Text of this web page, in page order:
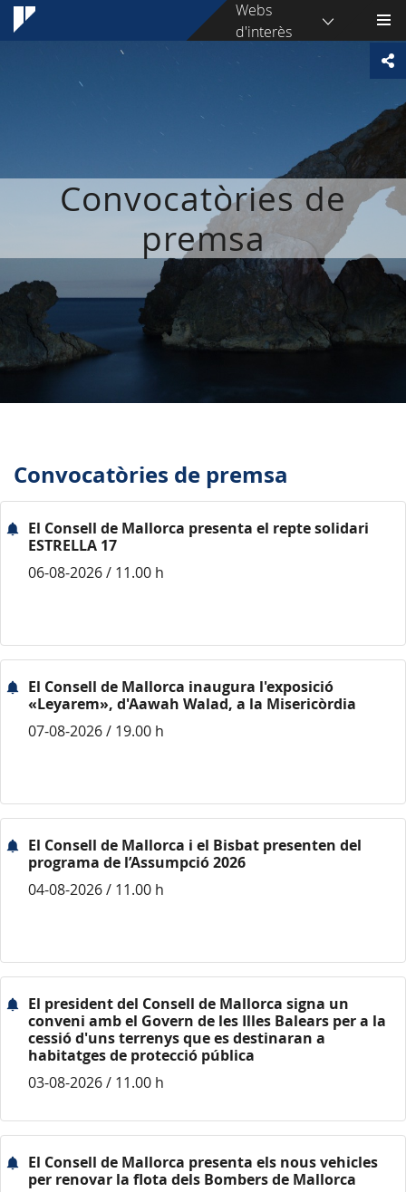
Webs
d'interès
Convocatòries de
premsa
Convocatòries de premsa
El Consell de Mallorca presenta el repte solidari
ESTRELLA 17
06-08-2026 / 11.00 h
El Consell de Mallorca inaugura l'exposició
«Leyarem», d'Aawah Walad, a la Misericòrdia
07-08-2026 / 19.00 h
El Consell de Mallorca i el Bisbat presenten del
programa de l’Assumpció 2026
04-08-2026 / 11.00 h
El president del Consell de Mallorca signa un
conveni amb el Govern de les Illes Balears per a la
cessió d'uns terrenys que es destinaran a
habitatges de protecció pública
03-08-2026 / 11.00 h
El Consell de Mallorca presenta els nous vehicles
per renovar la flota dels Bombers de Mallorca